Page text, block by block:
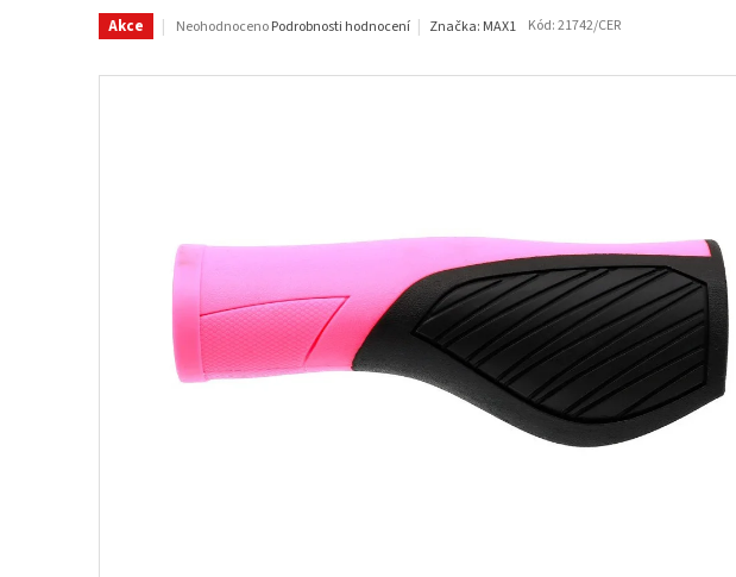
Akce
Průměrné
je
Neohodnoceno Podrobnosti hodnocení Značka: MAX1 Kód:21742/CER